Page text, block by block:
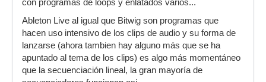
con programas de loops y enlatados varios...
Ableton Live al igual que Bitwig son programas que
hacen uso intensivo de los clips de audio y su forma de
lanzarse (ahora tambien hay alguno más que se ha
apuntado al tema de los clips) es algo más momentáneo
que la secuenciación lineal, la gran mayoría de